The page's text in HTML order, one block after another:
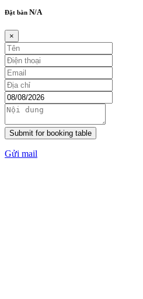
Đặt bàn N/A
×
Submit for booking table
Gửi mail